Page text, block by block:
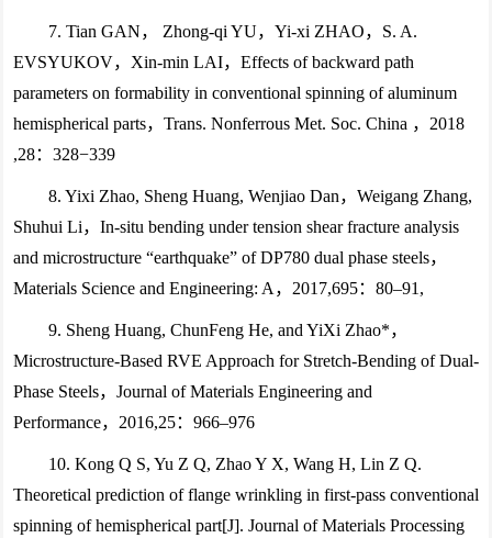
7. Tian GAN， Zhong-qi YU，Yi-xi ZHAO，S. A.
EVSYUKOV，Xin-min LAI，Effects of backward path
parameters on formability in conventional spinning of aluminum
hemispherical parts，Trans. Nonferrous Met. Soc. China ，2018
,28：328−339
8. Yixi Zhao, Sheng Huang, Wenjiao Dan，Weigang Zhang,
Shuhui Li，In-situ bending under tension shear fracture analysis
and microstructure “earthquake” of DP780 dual phase steels，
Materials Science and Engineering: A，2017,695：80–91,
9. Sheng Huang, ChunFeng He, and YiXi Zhao*，
Microstructure-Based RVE Approach for Stretch-Bending of Dual-
Phase Steels，Journal of Materials Engineering and
Performance，2016,25：966–976
10. Kong Q S, Yu Z Q, Zhao Y X, Wang H, Lin Z Q.
Theoretical prediction of flange wrinkling in first-pass conventional
spinning of hemispherical part[J]. Journal of Materials Processing